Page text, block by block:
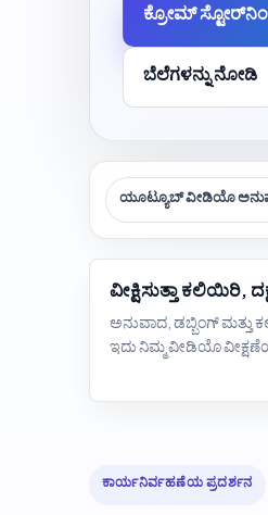
ಕ್ರೋಮ್
ಬೆಲೆಗಳನ್ನು ನೋಡಿ
ಯೂಟ್ಯೂಬ್ ವೀಡಿಯೊ
ವೀಕ್ಷಿಸುತ್ತಾ ಕಲಿಯಿರಿ,
ಅನುವಾದ, ಡಬ್ಬಿಂಗ್ ಮತ್ತು
ಇದು ನಿಮ್ಮ ವೀಡಿಯೊ
ಕಾರ್ಯನಿರ್ವಹಣೆಯ ಪ್ರದರ್ಶನ